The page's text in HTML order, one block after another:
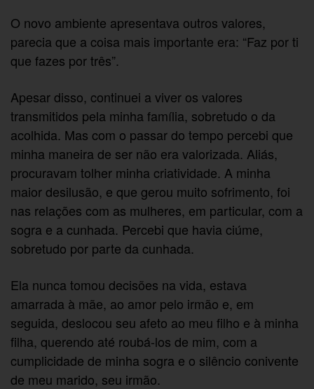
O novo ambiente apresentava outros valores,
parecia que a coisa mais importante era: “Faz por ti
que fazes por três”.
Apesar disso, continuei a viver os valores
transmitidos pela minha família, sobretudo o da
acolhida. Mas com o passar do tempo percebi que
minha maneira de ser não era valorizada. Aliás,
procuravam tolher minha criatividade. A minha
maior desilusão, e que gerou muito sofrimento, foi
nas relações com as mulheres, em particular, com a
sogra e a cunhada. Percebi que havia ciúme,
sobretudo por parte da cunhada.
Ela nunca tomou decisões na vida, estava
amarrada à mãe, ao amor pelo irmão e, em
seguida, deslocou seu afeto ao meu filho e à minha
filha, querendo até roubá-los de mim, com a
cumplicidade de minha sogra e o silêncio conivente
de meu marido, seu irmão.